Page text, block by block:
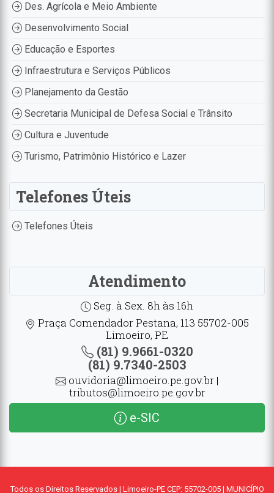
Des. Agrícola e Meio Ambiente
Desenvolvimento Social
Educação e Esportes
Infraestrutura e Serviços Públicos
Planejamento da Gestão
Secretaria Municipal de Defesa Social e Trânsito
Cultura e Juventude
Turismo, Patrimônio Histórico e Lazer
Telefones Úteis
Telefones Úteis
Atendimento
Seg. à Sex. 8h às 16h
Praça Comendador Pestana, 113 55702-005
Limoeiro, PE
(81) 9.9661-0320
(81) 9.7340-2503
ouvidoria@limoeiro.pe.gov.br |
tributos@limoeiro.pe.gov.br
e-SIC
Todos os Direitos Reservados | Limoeiro-PE CEP: 55702-005 | MUNICÍPIO